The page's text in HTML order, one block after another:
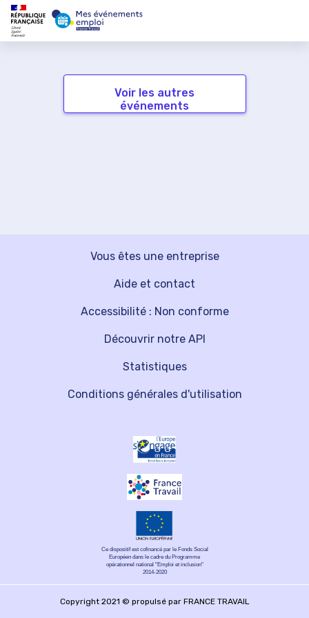
Voir les autres
événements
Vous êtes une entreprise
Découvrir notre API
Aide et contact
Statistiques
Accessibilité : Non conforme
Conditions générales d'utilisation
Ce dispositif est cofinancé par le Fonds Social
Européen dans le cadre du Programme
opérationnel national "Emploi et inclusion"
2014-2020
Copyright 2021 © propulsé par FRANCE TRAVAIL